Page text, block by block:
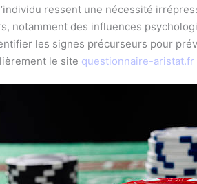
ressent une nécessité
notamment des influences
les signes précurseurs pour
le site questionnaire-aristat.fr